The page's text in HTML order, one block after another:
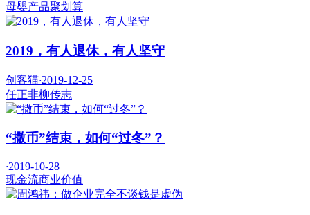
母婴产品聚划算
2019，有人退休，有人坚守
创客猫·2019-12-25
任正非柳传志
“撒币”结束，如何“过冬”？
·2019-10-28
现金流商业价值